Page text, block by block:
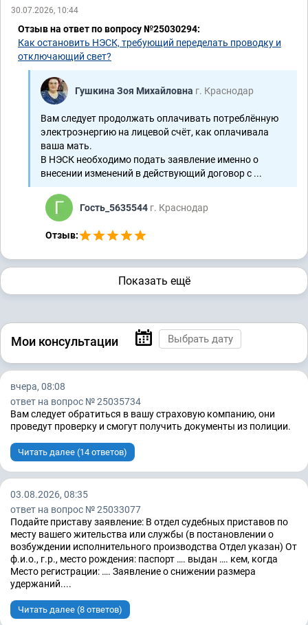
30.07.2026, 10:44
Отзыв на ответ по вопросу №25030294:
Как остановить НЭСК, требующий переделать проводку и
отключающий свет?
Гушкина Зоя Михайловна г. Краснодар
Вам следует продолжать оплачивать потреблённую
электроэнергию на лицевой счёт, как оплачивала
ваша мать.
В НЭСК необходимо подать заявление именно о
внесении изменений в действующий договор с ...
Гость_5635544 г. Краснодар
Отзыв:
Показать ещё
Мои консультации
вчера, 08:08
ответ на вопрос № 25035734
Вам следует обратиться в вашу страховую компанию, они
проведут проверку и смогут получить документы из полиции.
Читать далее (14 ответов)
03.08.2026, 08:35
ответ на вопрос № 25033077
Подайте приставу заявление: В отдел судебных приставов по
месту вашего жительства или службы (в постановлении о
возбуждении исполнительного производства Отдел указан) От
ф.и.о., г.р., место рождения: паспорт …. выдан …. кем, когда
Место регистрации: …. Заявление о снижении размера
удержаний....
Читать далее (8 ответов)